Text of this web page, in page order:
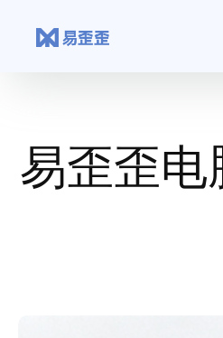
易歪歪